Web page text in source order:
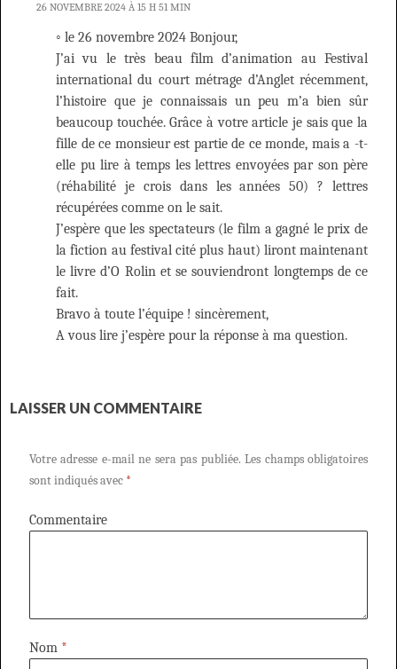
26 NOVEMBRE 2024 À 15 H 51 MIN
◦ le 26 novembre 2024 Bonjour,
J’ai vu le très beau film d’animation au Festival
international du court métrage d’Anglet récemment,
l’histoire que je connaissais un peu m’a bien sûr
beaucoup touchée. Grâce à votre article je sais que la
fille de ce monsieur est partie de ce monde, mais a -t-
elle pu lire à temps les lettres envoyées par son père
(réhabilité je crois dans les années 50) ? lettres
récupérées comme on le sait.
J’espère que les spectateurs (le film a gagné le prix de
la fiction au festival cité plus haut) liront maintenant
le livre d’O Rolin et se souviendront longtemps de ce
fait.
Bravo à toute l’équipe ! sincèrement,
A vous lire j’espère pour la réponse à ma question.
LAISSER UN COMMENTAIRE
Votre adresse e-mail ne sera pas publiée. Les champs obligatoires
sont indiqués avec *
Commentaire
Nom *